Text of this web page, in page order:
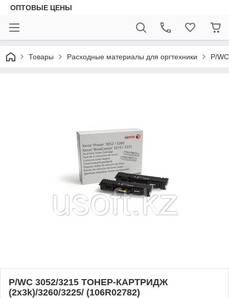
ОПТОВЫЕ ЦЕНЫ
Товары Расходные материалы для оргтехники P/
P/WC 3052/3215 ТОНЕР-КАРТРИДЖ
(2х3k)/3260/3225/ (106R02782)